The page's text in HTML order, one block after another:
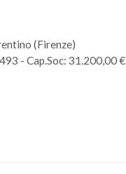
(Firenze)
- Cap.Soc: 31.200,00 €